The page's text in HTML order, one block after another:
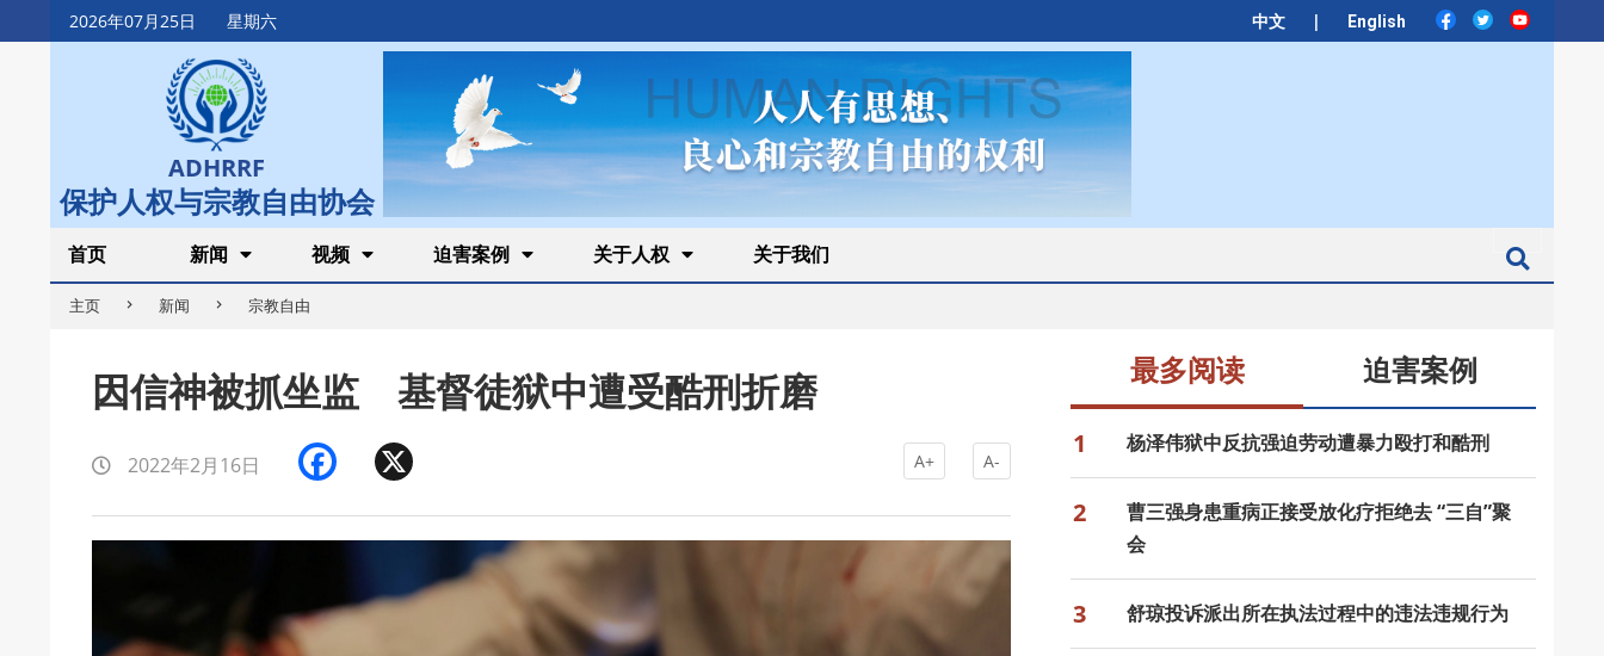
2026年07月25日 星期六 中文 | English
Skip
to
ADHRRF
保护人权与宗教自由协会
Secondary
Navigation
Menu
首页 新闻 视频 迫害案例 关于人权 关于我们
主页 新闻 宗教自由
因信神被抓坐监 基督徒狱中遭受酷刑折磨
2022年2月16日 Facebook A+ A-
最多阅读 迫害案例
1 杨泽伟狱中反抗强迫劳动遭暴力殴打和酷刑
2
曹三强身患重病正接受放化疗拒绝去 “三自”聚
会
3 舒琼投诉派出所在执法过程中的违法违规行为